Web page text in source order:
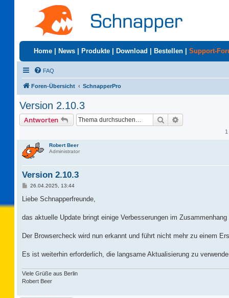
Home News Produkte Download Bestellen Support-
FAQ
Foren-Übersicht SchnapperPro
Version 2.10.3
Antworten Suche
Robert Beer
Administrator
Version 2.10.3
B
i
a
26.04.2025, 13:44
Liebe Schnapperfreunde,
das aktuelle Update bringt einige Verbesserungen im
Der Browsercheck wird nun erkannt und führt nicht mehr zu einem
Es ist weiterhin erforderlich, die langsame Aktualisierung zu
Viele Grüße aus Berlin
Robert Beer